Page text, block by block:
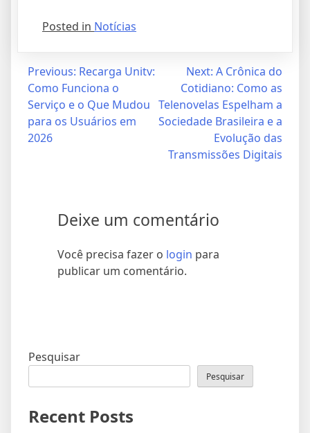
Posted in Notícias
Navegação
Post
Previous: Recarga Unitv:
Como Funciona o
Serviço e o Que Mudou
para os Usuários em
2026
Next: A Crônica do
Cotidiano: Como as
Telenovelas Espelham a
Sociedade Brasileira e a
Evolução das
Transmissões Digitais
Deixe um comentário
Você precisa fazer o login para
publicar um comentário.
Pesquisar
Pesquisar
Recent Posts